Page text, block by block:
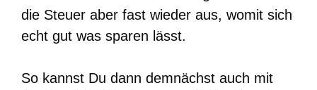
die Steuer aber fast wieder aus, womit sich
echt gut was sparen lässt.
So kannst Du dann demnächst auch mit